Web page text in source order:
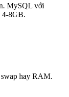
MySQL với
4-8GB.
swap hay RAM.